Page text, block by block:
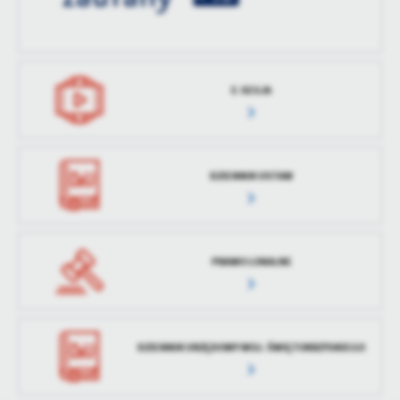
treści w postaci wiadomości, ofert, komunikatów mediów
E-SESJA
DZIENNIK USTAW
PRAWO LOKALNE
DZIENNIK URZĘDOWY WOJ. ŚWIĘTOKRZYSKIEGO